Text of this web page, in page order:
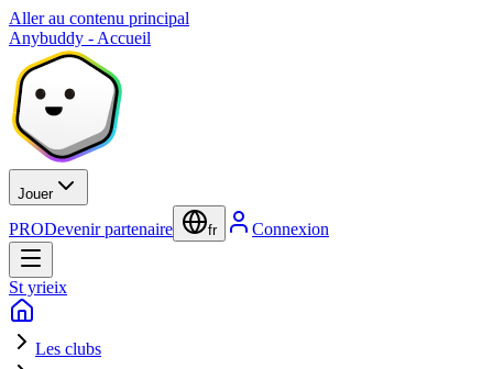
Aller au contenu principal
Anybuddy - Accueil
Jouer
PRODevenir partenaire fr Connexion
St yrieix
Les clubs